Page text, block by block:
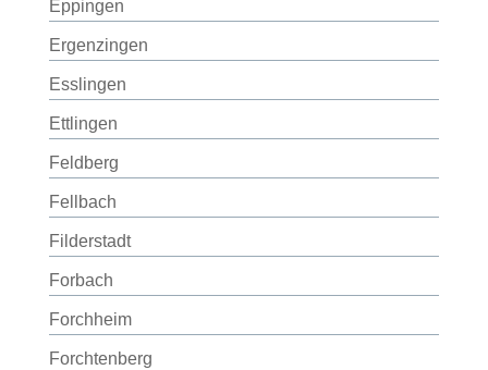
Eppingen
Ergenzingen
Esslingen
Ettlingen
Feldberg
Fellbach
Filderstadt
Forbach
Forchheim
Forchtenberg